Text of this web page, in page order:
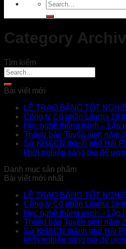
Category
Tìm kiếm
Bài viết mới
LỄ TRAO BẰNG TỐT
Công ty Cổ phần Lilama 18
Học nghề thông minh – Lập
Thông báo Tuyển sinh năm
Sở KH&CN thành phố Hải
khởi nghiệp sáng tạo để
Danh mục sản phẩm
Bài viết mới nhất
LỄ TRAO BẰNG TỐT
Công ty Cổ phần Lilama 18
Học nghề thông minh – Lập
Thông báo Tuyển sinh năm
Sở KH&CN thành phố Hải
khởi nghiệp sáng tạo để